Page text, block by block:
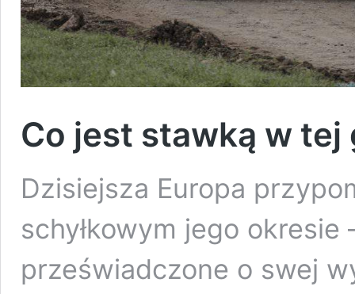
Co jest stawką w tej
Dzisiejsza Europa
schyłkowym jego
przeświadczone o swej